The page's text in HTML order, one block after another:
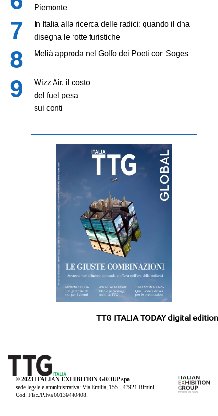
Piemonte
In Italia alla ricerca delle radici: quando il dna
disegna le rotte turistiche
Melià approda nel Golfo dei Poeti con Soges
Wizz Air, il costo
del fuel pesa
sui conti
TTG ITALIA TODAY digital edition
© 2023 ITALIAN EXHIBITION GROUP spa
sede legale e amministrativa: Via Emilia, 155 - 47921 Rimini
Cod. Fisc./P.Iva 00139440408.